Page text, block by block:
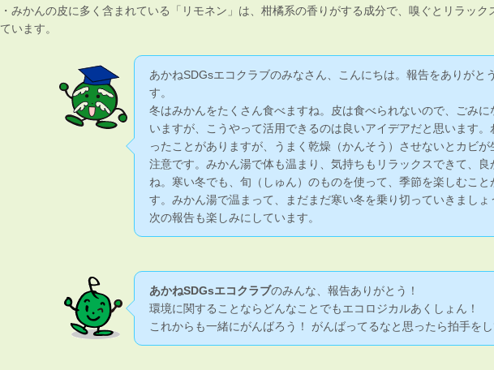
・みかんの皮に多く含まれている「リモネン」は、柑橘系の香りがする成分で、嗅ぐとリラッ
ています。
あかねSDGsエコクラブのみなさん、こんにちは。報告をありがと
す。
冬はみかんをたくさん食べますね。皮は食べられないので、ごみに
いますが、こうやって活用できるのは良いアイデアだと思います。
ったことがありますが、うまく乾燥（かんそう）させないとカビが
注意です。みかん湯で体も温まり、気持ちもリラックスできて、良
ね。寒い冬でも、旬（しゅん）のものを使って、季節を楽しむこと
す。みかん湯で温まって、まだまだ寒い冬を乗り切っていきましょ
次の報告も楽しみにしています。
あかねSDGsエコクラブのみんな、報告ありがとう！
環境に関することならどんなことでもエコロジカルあくしょん！
これからも一緒にがんばろう！ がんばってるなと思ったら拍手を